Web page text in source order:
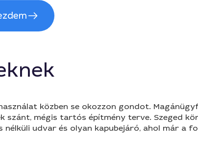
közben se okozzon gondot.
mégis tartós építmény terve. Szeged
udvar és olyan kapubejáró, ahol már a